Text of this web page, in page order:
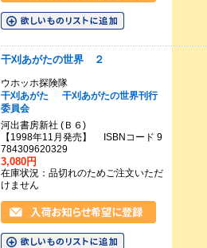
干刈あがたの世界 ２
ウホッホ探険隊
干刈あがた
干刈あがたの世界刊行
委員会
河出書房新社 (Ｂ６)
【1998年11月発売】 ISBNコード 9
784309620329
3,080円
在庫状況：品切れのためご注文いただ
けません